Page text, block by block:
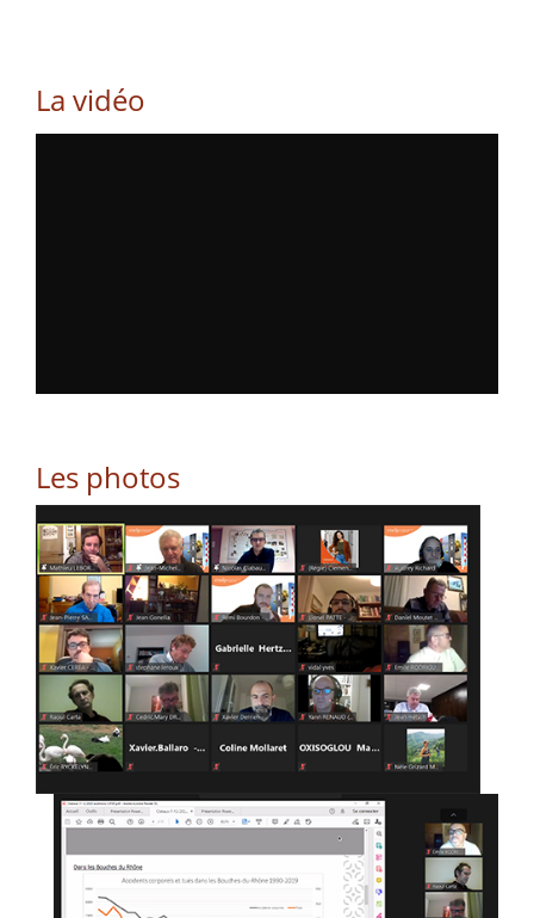
La vidéo
Les photos